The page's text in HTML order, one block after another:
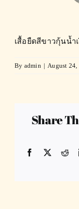
เสื้อยืดสีขาวกุ้นน้ำ
By admin | August 24,
Share
Facebook
X